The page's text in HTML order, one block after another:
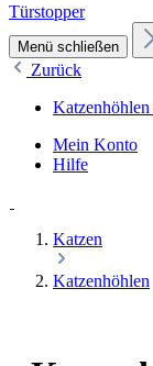
Türstopper
Menü schließen
Zurück
Katzenhöhlen
Mein Konto
Hilfe
Katzen
Katzenhöhlen